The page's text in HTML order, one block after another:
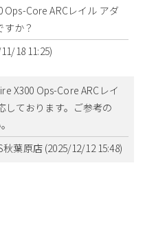
Ops-Core ARCレイル アダ
か？
18 11:25)
X300 Ops-Core ARCレイ
しております。ご参考の
秋葉原店 (2025/12/12 15:48)